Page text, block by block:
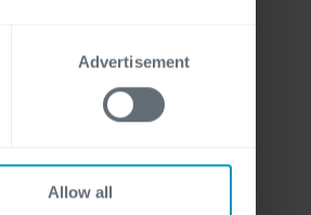
Advertisement
Allow all